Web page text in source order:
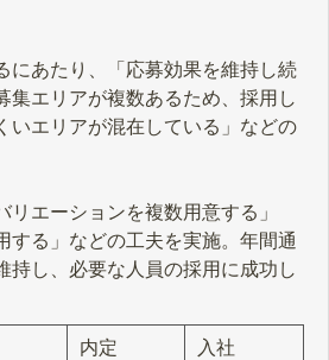
にあたり、「応募効果を維持し続
集エリアが複数あるため、採用し
いエリアが混在している」などの
リエーションを複数用意する」
する」などの工夫を実施。年間通
持し、必要な人員の採用に成功し
内定 入社